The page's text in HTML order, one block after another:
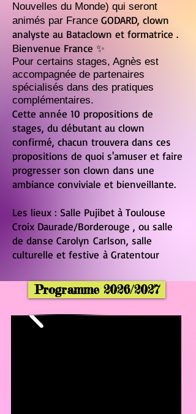
Nouvelles du Monde) qui seront
animés par France GODARD, clown
analyste au Bataclown et formatrice .
Bienvenue France ✨
Pour certains stages, Agnès est
accompagnée de partenaires
spécialisés dans des pratiques
complémentaires.
Cette année 10 propositions de
stages, du débutant au clown
confirmé, chacun trouvera dans ces
propositions de quoi s'amuser et faire
progresser son clown dans une
ambiance conviviale et bienveillante.
Les lieux : Salle Pujibet à Toulouse
Croix Daurade/Borderouge , ou salle
de danse Carolyn Carlson, salle
culturelle et festive à Gratentour
Programme 2026/2027